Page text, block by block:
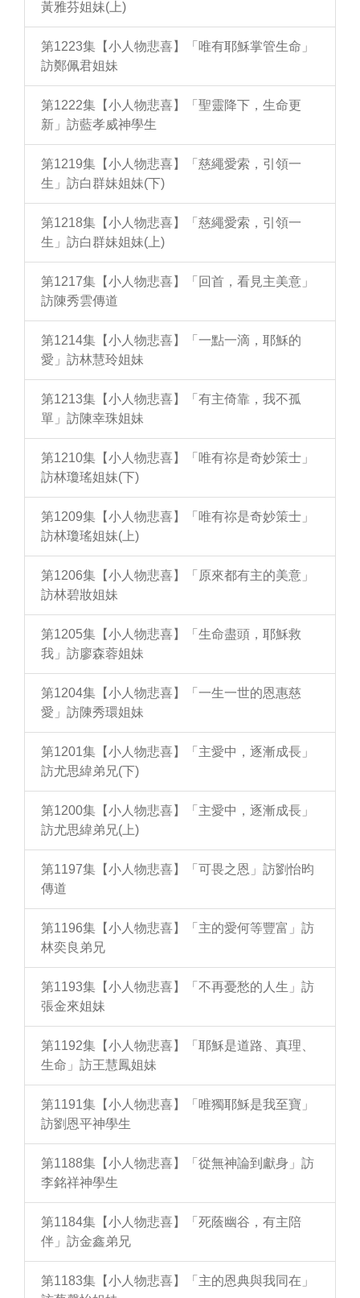
黃雅芬姐妹(上)
第1223集【小人物悲喜】「唯有耶穌掌管生命」
訪鄭佩君姐妹
第1222集【小人物悲喜】「聖靈降下，生命更
新」訪藍孝威神學生
第1219集【小人物悲喜】「慈繩愛索，引領一
生」訪白群妹姐妹(下)
第1218集【小人物悲喜】「慈繩愛索，引領一
生」訪白群妹姐妹(上)
第1217集【小人物悲喜】「回首，看見主美意」
訪陳秀雲傳道
第1214集【小人物悲喜】「一點一滴，耶穌的
愛」訪林慧玲姐妹
第1213集【小人物悲喜】「有主倚靠，我不孤
單」訪陳幸珠姐妹
第1210集【小人物悲喜】「唯有祢是奇妙策士」
訪林瓊瑤姐妹(下)
第1209集【小人物悲喜】「唯有祢是奇妙策士」
訪林瓊瑤姐妹(上)
第1206集【小人物悲喜】「原來都有主的美意」
訪林碧妝姐妹
第1205集【小人物悲喜】「生命盡頭，耶穌救
我」訪廖森蓉姐妹
第1204集【小人物悲喜】「一生一世的恩惠慈
愛」訪陳秀環姐妹
第1201集【小人物悲喜】「主愛中，逐漸成長」
訪尤思緯弟兄(下)
第1200集【小人物悲喜】「主愛中，逐漸成長」
訪尤思緯弟兄(上)
第1197集【小人物悲喜】「可畏之恩」訪劉怡昀
傳道
第1196集【小人物悲喜】「主的愛何等豐富」訪
林奕良弟兄
第1193集【小人物悲喜】「不再憂愁的人生」訪
張金來姐妹
第1192集【小人物悲喜】「耶穌是道路、真理、
生命」訪王慧鳳姐妹
第1191集【小人物悲喜】「唯獨耶穌是我至寶」
訪劉恩平神學生
第1188集【小人物悲喜】「從無神論到獻身」訪
李銘祥神學生
第1184集【小人物悲喜】「死蔭幽谷，有主陪
伴」訪金鑫弟兄
第1183集【小人物悲喜】「主的恩典與我同在」